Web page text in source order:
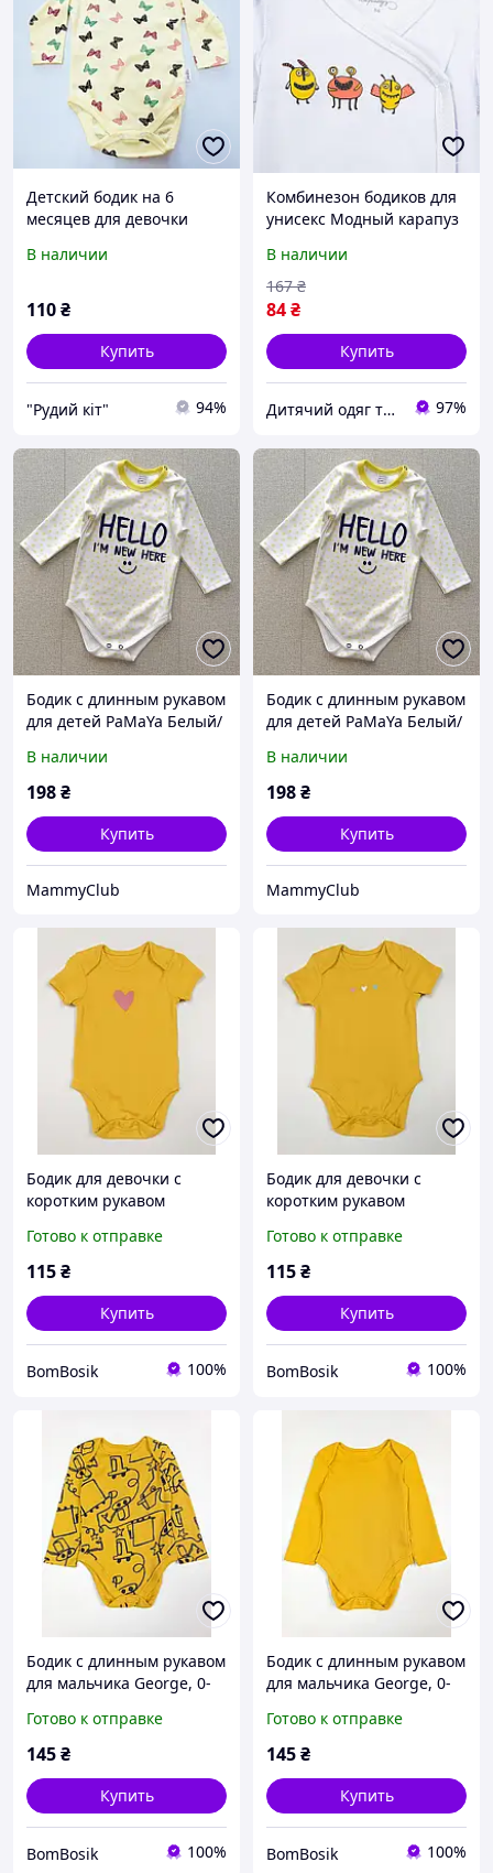
Детский бодик на 6
месяцев для девочки
В наличии
110₴
Купить
"Рудий кіт" 94%
Комбинезон бодиков для
унисекс Модный карапуз
желтый 56 см (1 мiс.)
В наличии
84₴
167 ₴
Купить
Дитячий одяг та текстиль Trendy Tot 97%
Бодик с длинным рукавом
для детей PaMaYa Белый/
02n-5 74
В наличии
198₴
Купить
MammyClub
Бодик с длинным рукавом
для детей PaMaYa Белый/
02n-5 80-86
В наличии
198₴
Купить
MammyClub
Бодик для девочки с
коротким рукавом
Готово к отправке
115₴
Купить
BomBosik 100%
Бодик для девочки с
коротким рукавом
Готово к отправке
115₴
Купить
BomBosik 100%
Бодик с длинным рукавом
для мальчика George, 0-
Готово к отправке
145₴
Купить
BomBosik 100%
Бодик с длинным рукавом
для мальчика George, 0-
Готово к отправке
145₴
Купить
BomBosik 100%